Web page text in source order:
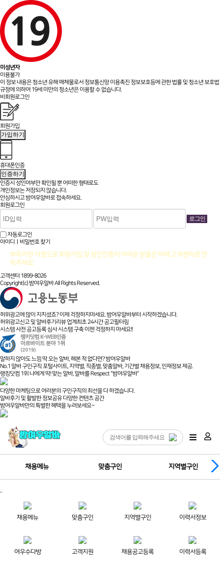
미성년자
이용불가
이 정보 내용은 청소년 유해 매체물로서 정보통신망 이용촉진 정보보호등에 관한 법률 및 청소년 보호법
규정에 의하여 19세 미만의 청소년은 이용할 수 없습니다.
비회원로그인
회원가입
가입하기
휴대폰인증
인증하기
인증시 성인여부만 확인될 뿐어떠한 형태로도
개인정보는 저장되지 않습니다.
안심하시고 밤여우알바로 접속하세요.
회원로그인
자동로그인
아이디ㅣ비밀번호 찾기
부득이한 사정으로 회원가입 및 성인인증이 어려운 분들은 아래 고객센터로 연
락주세요
고객센터 1899-8026
Copyright(c) 밤여우알바 All Rights Reserved.
허위광고에 많이 지치셨죠? 이제 걱정하지마세요. 밤여우알바부터 시작하겠습니다.
허위광고신고 및 알바후기리뷰 업계최초 24시간 공고필터링
시스템 사전 공고등록 심사 시스템 구축 이젠 걱정하지 마세요!!
말하지 않아도 느낌 딱 오는 알바, 해본 적 없다면? 밤여우알바
No.1 알바 구인구직 포털사이트, 지역별, 직종별, 맞춤알바, 기간별 채용정보, 인재정보 제공.
랭킹닷컴 1위 나에게 딱! 맞는 알바, 알바를 Respect "밤여우알바"
다양한 마케팅으로 여러분의 구인구직의 최선을 다 하겠습니다.
알바후기 및 활발한 정보공유 다양한 컨텐츠 공간
밤여우알바만의 특별한 혜택을 누려보세요~
채용메뉴 맞춤구인 지역별구인
..
채용메뉴 맞춤구인 지역별구인 이력서정보
여우수다방 고객지원 채용공고등록 이력서등록